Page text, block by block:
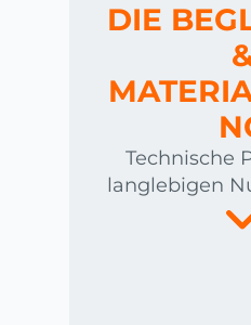
DIE
Technische
langlebigen